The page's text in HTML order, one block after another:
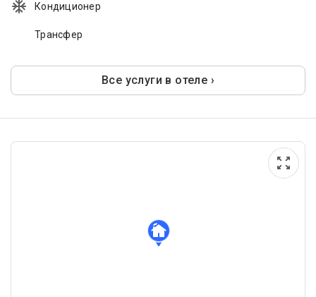
Кондиционер
Трансфер
Все услуги в отеле ›